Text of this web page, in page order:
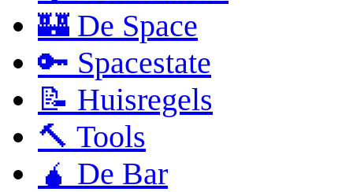
🏰 De Space
🔑 Spacestate
📝 Huisregels
🔨 Tools
🧉 De Bar